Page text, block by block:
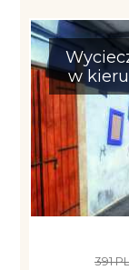
w
391